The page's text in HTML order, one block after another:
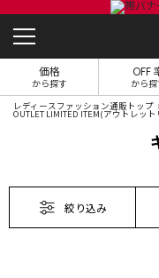
価格
から探す
OFF
から探
レディースファッション通販トップ
OUTLET LIMITED ITEM(アウトレッ
絞り込み